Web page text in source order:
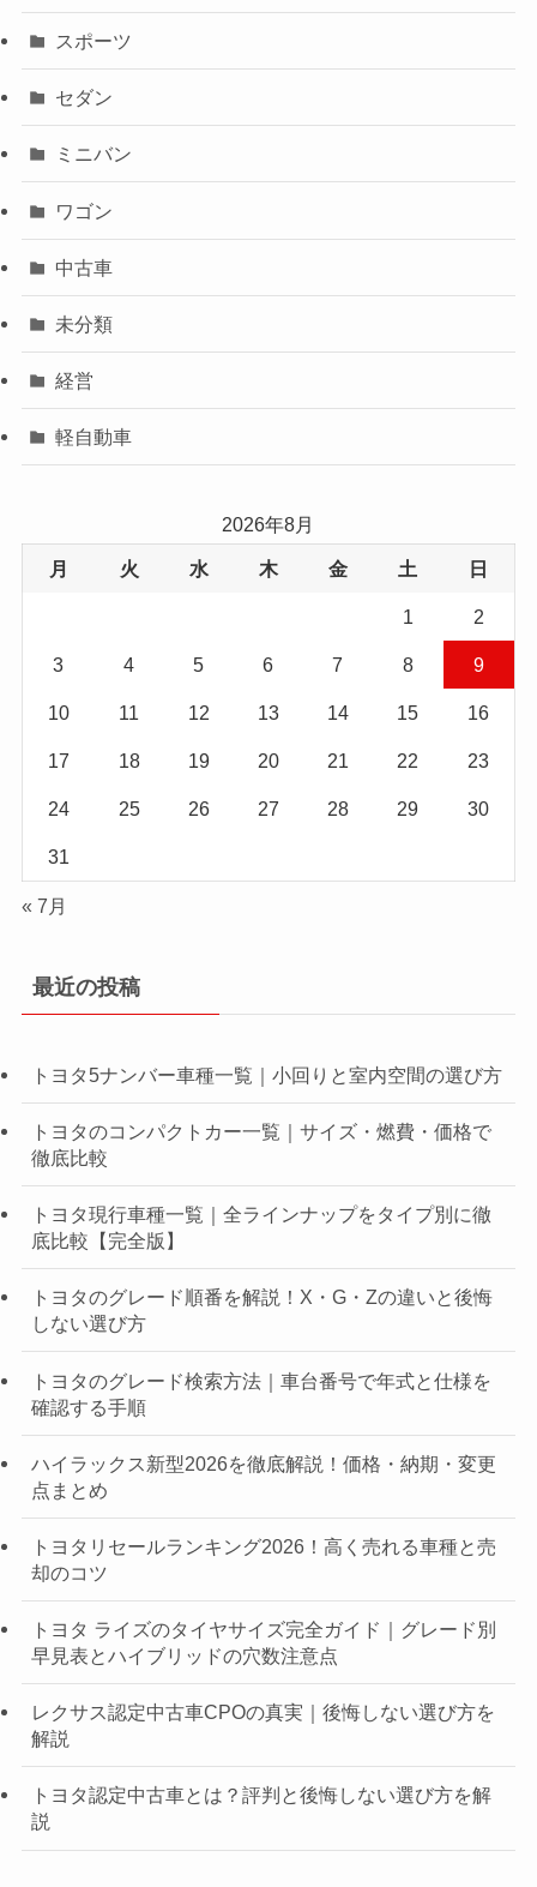
スポーツ
セダン
ミニバン
ワゴン
中古車
未分類
経営
軽自動車
2026年8月
月 火 水 木 金 土 日
1 2
3 4 5 6 7 8 9
10 11 12 13 14 15 16
17 18 19 20 21 22 23
24 25 26 27 28 29 30
31
« 7月
最近の投稿
トヨタ5ナンバー車種一覧｜小回りと室内空間の選び方
トヨタのコンパクトカー一覧｜サイズ・燃費・価格で
徹底比較
トヨタ現行車種一覧｜全ラインナップをタイプ別に徹
底比較【完全版】
トヨタのグレード順番を解説！X・G・Zの違いと後悔
しない選び方
トヨタのグレード検索方法｜車台番号で年式と仕様を
確認する手順
ハイラックス新型2026を徹底解説！価格・納期・変更
点まとめ
トヨタリセールランキング2026！高く売れる車種と売
却のコツ
トヨタ ライズのタイヤサイズ完全ガイド｜グレード別
早見表とハイブリッドの穴数注意点
レクサス認定中古車CPOの真実｜後悔しない選び方を
解説
トヨタ認定中古車とは？評判と後悔しない選び方を解
説